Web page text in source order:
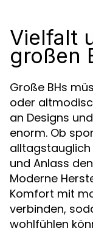
Vielfalt
großen
Große BHs
oder
an Designs
enorm. Ob
und Anlass
Moderne
Komfort mit
verbinden,
wohlfühlen